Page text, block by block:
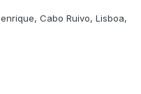
Cabo Ruivo, Lisboa,